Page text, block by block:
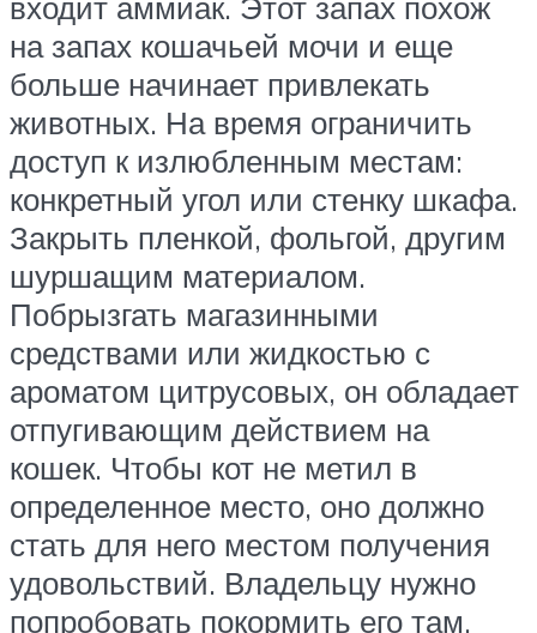
на запах кошачьей мочи и еще
больше начинает привлекать
животных. На время ограничить
доступ к излюбленным местам:
конкретный угол или стенку шкафа.
Закрыть пленкой, фольгой, другим
шуршащим материалом.
Побрызгать магазинными
средствами или жидкостью с
ароматом цитрусовых, он обладает
отпугивающим действием на
кошек. Чтобы кот не метил в
определенное место, оно должно
стать для него местом получения
удовольствий. Владельцу нужно
попробовать покормить его там,